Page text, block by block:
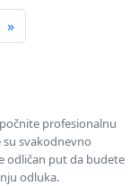
»
profesionalnu
su svakodnevno
odličan put da budete
odluka.